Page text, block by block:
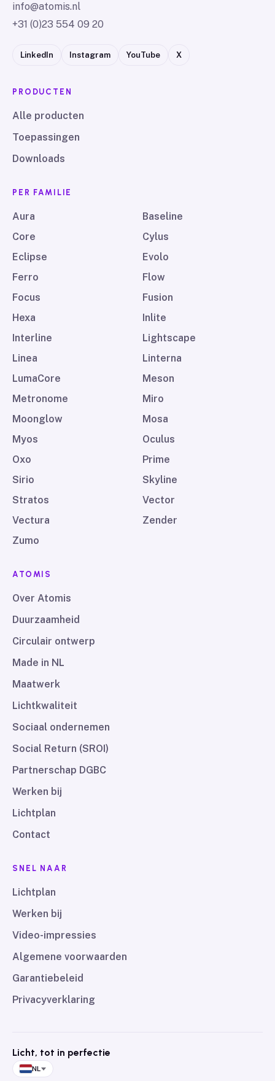
info@atomis.nl
+31 (0)23 554 09 20
LinkedIn Instagram YouTube X
PRODUCTEN
Alle producten
Toepassingen
Downloads
PER FAMILIE
Aura
Baseline
Core
Cylus
Eclipse
Evolo
Ferro
Flow
Focus
Fusion
Hexa
Inlite
Interline
Lightscape
Linea
Linterna
LumaCore
Meson
Metronome
Miro
Moonglow
Mosa
Myos
Oculus
Oxo
Prime
Sirio
Skyline
Stratos
Vector
Vectura
Zender
Zumo
ATOMIS
Over Atomis
Duurzaamheid
Circulair ontwerp
Made in NL
Maatwerk
Lichtkwaliteit
Sociaal ondernemen
Social Return (SROI)
Partnerschap DGBC
Werken bij
Lichtplan
Contact
SNEL NAAR
Lichtplan
Werken bij
Video-impressies
Algemene voorwaarden
Garantiebeleid
Privacyverklaring
Licht, tot in perfectie
NL